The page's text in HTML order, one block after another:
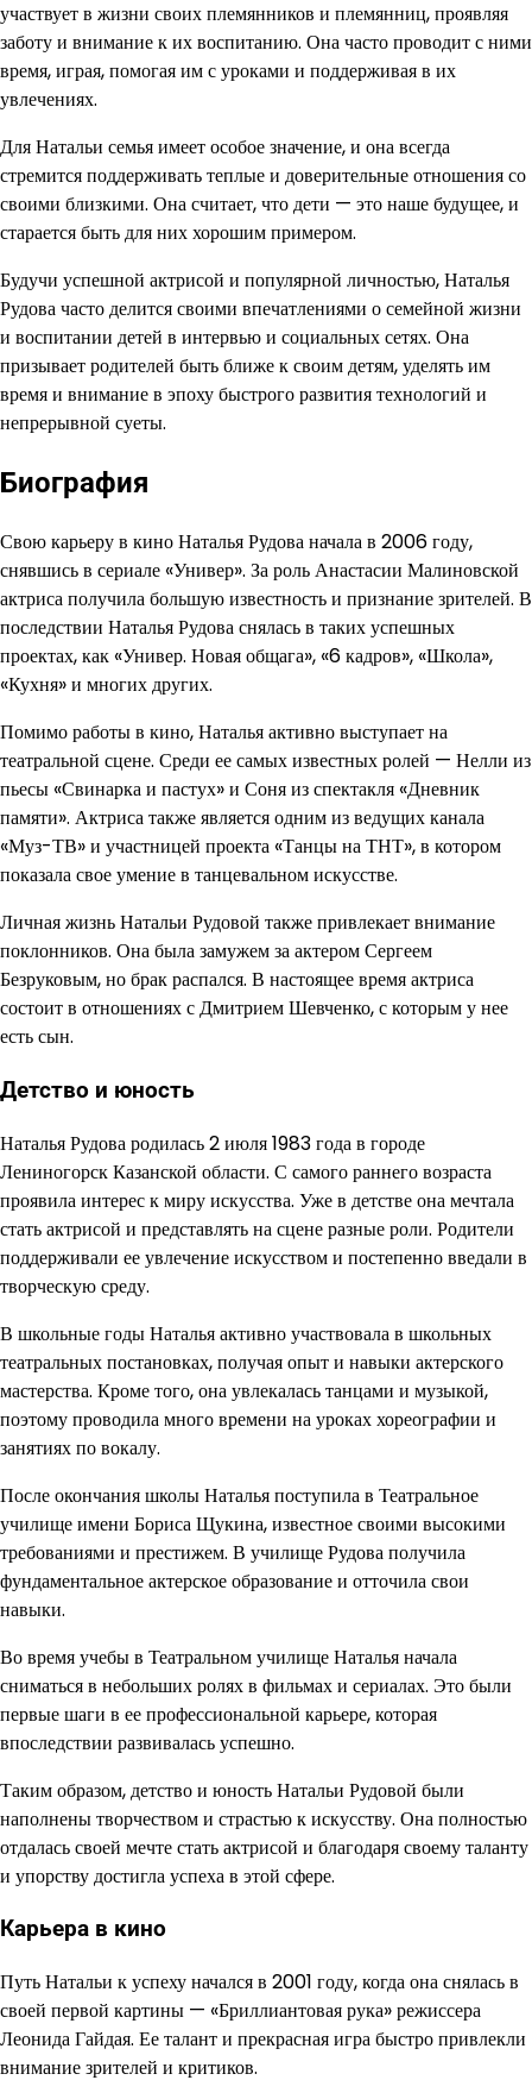
участвует в жизни своих племянников и племянниц, проявляя
заботу и внимание к их воспитанию. Она часто проводит с ними
время, играя, помогая им с уроками и поддерживая в их
увлечениях.
Для Натальи семья имеет особое значение, и она всегда
стремится поддерживать теплые и доверительные отношения со
своими близкими. Она считает, что дети — это наше будущее, и
старается быть для них хорошим примером.
Будучи успешной актрисой и популярной личностью, Наталья
Рудова часто делится своими впечатлениями о семейной жизни
и воспитании детей в интервью и социальных сетях. Она
призывает родителей быть ближе к своим детям, уделять им
время и внимание в эпоху быстрого развития технологий и
непрерывной суеты.
Биография
Свою карьеру в кино Наталья Рудова начала в 2006 году,
снявшись в сериале «Универ». За роль Анастасии Малиновской
актриса получила большую известность и признание зрителей. В
последствии Наталья Рудова снялась в таких успешных
проектах, как «Универ. Новая общага», «6 кадров», «Школа»,
«Кухня» и многих других.
Помимо работы в кино, Наталья активно выступает на
театральной сцене. Среди ее самых известных ролей — Нелли из
пьесы «Свинарка и пастух» и Соня из спектакля «Дневник
памяти». Актриса также является одним из ведущих канала
«Муз-ТВ» и участницей проекта «Танцы на ТНТ», в котором
показала свое умение в танцевальном искусстве.
Личная жизнь Натальи Рудовой также привлекает внимание
поклонников. Она была замужем за актером Сергеем
Безруковым, но брак распался. В настоящее время актриса
состоит в отношениях с Дмитрием Шевченко, с которым у нее
есть сын.
Детство и юность
Наталья Рудова родилась 2 июля 1983 года в городе
Лениногорск Казанской области. С самого раннего возраста
проявила интерес к миру искусства. Уже в детстве она мечтала
стать актрисой и представлять на сцене разные роли. Родители
поддерживали ее увлечение искусством и постепенно введали в
творческую среду.
В школьные годы Наталья активно участвовала в школьных
театральных постановках, получая опыт и навыки актерского
мастерства. Кроме того, она увлекалась танцами и музыкой,
поэтому проводила много времени на уроках хореографии и
занятиях по вокалу.
После окончания школы Наталья поступила в Театральное
училище имени Бориса Щукина, известное своими высокими
требованиями и престижем. В училище Рудова получила
фундаментальное актерское образование и отточила свои
навыки.
Во время учебы в Театральном училище Наталья начала
сниматься в небольших ролях в фильмах и сериалах. Это были
первые шаги в ее профессиональной карьере, которая
впоследствии развивалась успешно.
Таким образом, детство и юность Натальи Рудовой были
наполнены творчеством и страстью к искусству. Она полностью
отдалась своей мечте стать актрисой и благодаря своему таланту
и упорству достигла успеха в этой сфере.
Карьера в кино
Путь Натальи к успеху начался в 2001 году, когда она снялась в
своей первой картины — «Бриллиантовая рука» режиссера
Леонида Гайдая. Ее талант и прекрасная игра быстро привлекли
внимание зрителей и критиков.